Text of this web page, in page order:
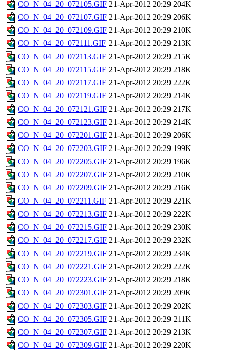
CO_N_04_20_072105.GIF 21-Apr-2012 20:29 204K
CO_N_04_20_072107.GIF 21-Apr-2012 20:29 206K
CO_N_04_20_072109.GIF 21-Apr-2012 20:29 210K
CO_N_04_20_072111.GIF 21-Apr-2012 20:29 213K
CO_N_04_20_072113.GIF 21-Apr-2012 20:29 215K
CO_N_04_20_072115.GIF 21-Apr-2012 20:29 218K
CO_N_04_20_072117.GIF 21-Apr-2012 20:29 222K
CO_N_04_20_072119.GIF 21-Apr-2012 20:29 214K
CO_N_04_20_072121.GIF 21-Apr-2012 20:29 217K
CO_N_04_20_072123.GIF 21-Apr-2012 20:29 214K
CO_N_04_20_072201.GIF 21-Apr-2012 20:29 206K
CO_N_04_20_072203.GIF 21-Apr-2012 20:29 199K
CO_N_04_20_072205.GIF 21-Apr-2012 20:29 196K
CO_N_04_20_072207.GIF 21-Apr-2012 20:29 210K
CO_N_04_20_072209.GIF 21-Apr-2012 20:29 216K
CO_N_04_20_072211.GIF 21-Apr-2012 20:29 221K
CO_N_04_20_072213.GIF 21-Apr-2012 20:29 222K
CO_N_04_20_072215.GIF 21-Apr-2012 20:29 230K
CO_N_04_20_072217.GIF 21-Apr-2012 20:29 232K
CO_N_04_20_072219.GIF 21-Apr-2012 20:29 234K
CO_N_04_20_072221.GIF 21-Apr-2012 20:29 222K
CO_N_04_20_072223.GIF 21-Apr-2012 20:29 218K
CO_N_04_20_072301.GIF 21-Apr-2012 20:29 209K
CO_N_04_20_072303.GIF 21-Apr-2012 20:29 202K
CO_N_04_20_072305.GIF 21-Apr-2012 20:29 211K
CO_N_04_20_072307.GIF 21-Apr-2012 20:29 213K
CO_N_04_20_072309.GIF 21-Apr-2012 20:29 220K